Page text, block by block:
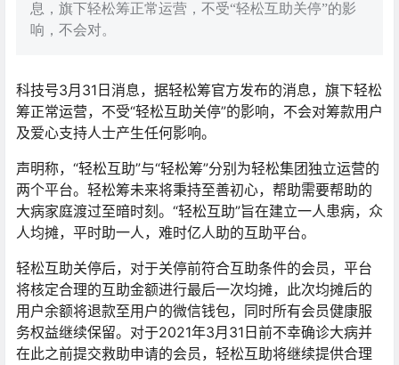
息，旗下轻松筹正常运营，不受“轻松互助关停”的影
响，不会对。
科技号3月31日消息，据轻松筹官方发布的消息，旗下轻松
筹正常运营，不受“轻松互助关停”的影响，不会对筹款用户
及爱心支持人士产生任何影响。
声明称，“轻松互助”与“轻松筹”分别为轻松集团独立运营的
两个平台。轻松筹未来将秉持至善初心，帮助需要帮助的
大病家庭渡过至暗时刻。“轻松互助”旨在建立一人患病，众
人均摊，平时助一人，难时亿人助的互助平台。
轻松互助关停后，对于关停前符合互助条件的会员，平台
将核定合理的互助金额进行最后一次均摊，此次均摊后的
用户余额将退款至用户的微信钱包，同时所有会员健康服
务权益继续保留。对于2021年3月31日前不幸确诊大病并
在此之前提交救助申请的会员，轻松互助将继续提供合理